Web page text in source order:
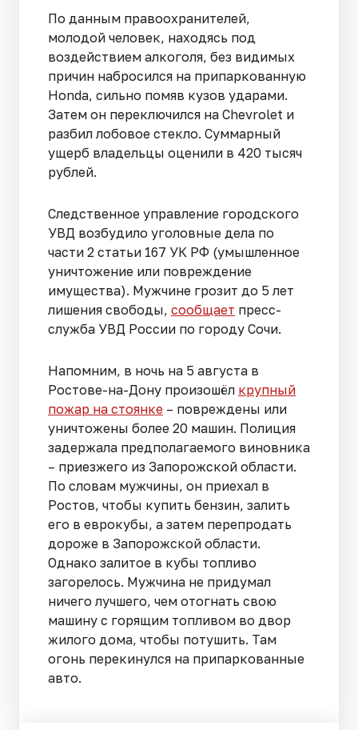
По данным правоохранителей,
молодой человек, находясь под
воздействием алкоголя, без видимых
причин набросился на припаркованную
Honda, сильно помяв кузов ударами.
Затем он переключился на Chevrolet и
разбил лобовое стекло. Суммарный
ущерб владельцы оценили в 420 тысяч
рублей.
Следственное управление городского
УВД возбудило уголовные дела по
части 2 статьи 167 УК РФ (умышленное
уничтожение или повреждение
имущества). Мужчине грозит до 5 лет
лишения свободы, сообщает пресс-
служба УВД России по городу Сочи.
Напомним, в ночь на 5 августа в
Ростове-на-Дону произошёл крупный
пожар на стоянке – повреждены или
уничтожены более 20 машин. Полиция
задержала предполагаемого виновника
– приезжего из Запорожской области.
По словам мужчины, он приехал в
Ростов, чтобы купить бензин, залить
его в еврокубы, а затем перепродать
дороже в Запорожской области.
Однако залитое в кубы топливо
загорелось. Мужчина не придумал
ничего лучшего, чем отогнать свою
машину с горящим топливом во двор
жилого дома, чтобы потушить. Там
огонь перекинулся на припаркованные
авто.